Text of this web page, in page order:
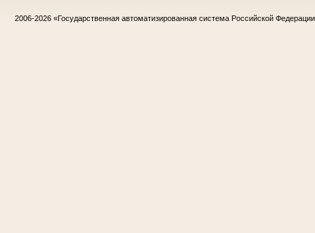
2006-2026 «Государственная автоматизированная система Российской